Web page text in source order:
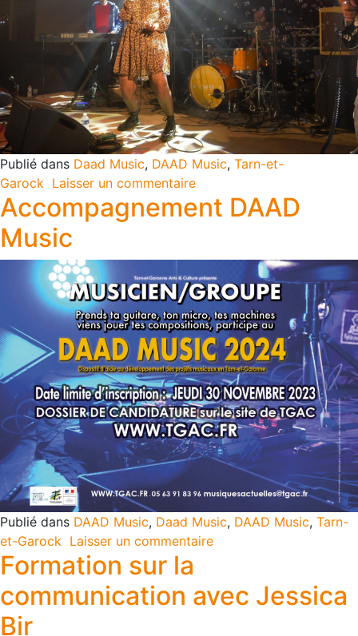
Publié dans Daad Music, DAAD Music, Tarn-et-
Garock Laisser un commentaire
Accompagnement DAAD
Music
Publié dans DAAD Music, Daad Music, DAAD Music, Tarn-
et-Garock Laisser un commentaire
Formation sur la
communication avec Jessica
Bir